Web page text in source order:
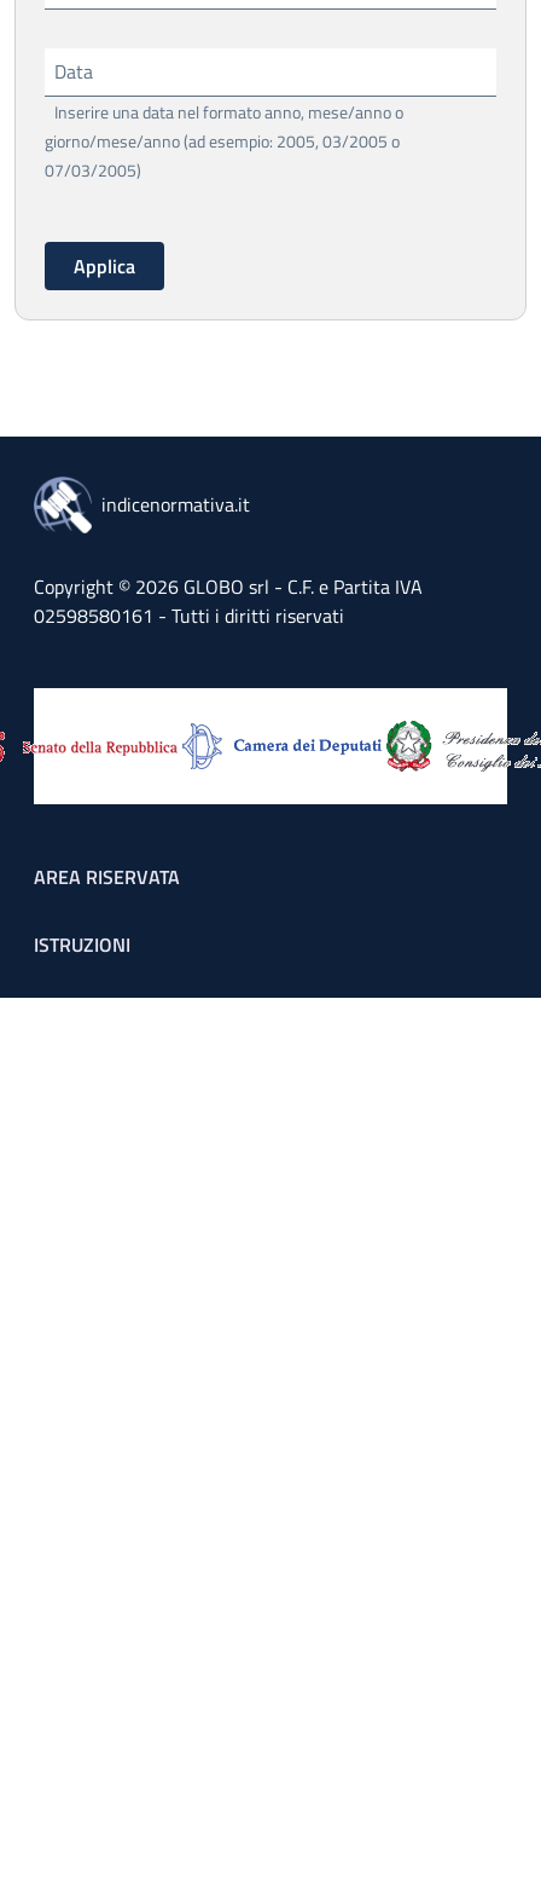
Data
Inserire una data nel formato anno, mese/anno o
giorno/mese/anno (ad esempio: 2005, 03/2005 o
07/03/2005)
indicenormativa.it
Copyright © 2026 GLOBO srl - C.F. e Partita IVA
02598580161 - Tutti i diritti riservati
Footer menu
AREA RISERVATA
ISTRUZIONI